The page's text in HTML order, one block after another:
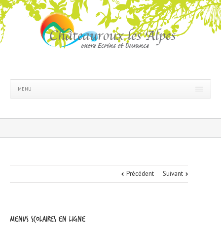
MENU
Précédent Suivant
menus scolaires en ligne